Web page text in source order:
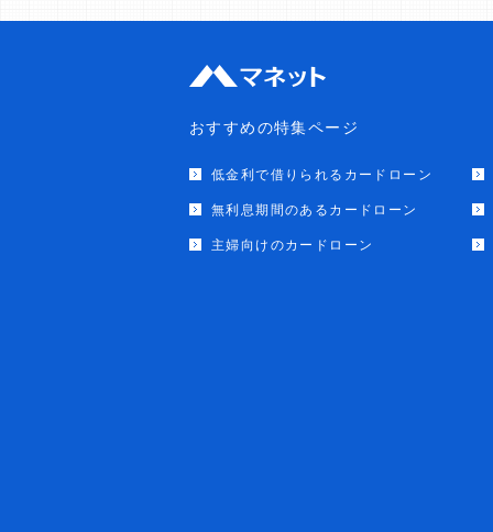
おすすめの特集ページ
低金利で借りられるカードローン
無利息期間のあるカードローン
主婦向けのカードローン